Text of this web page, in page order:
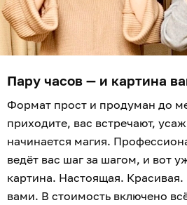
Пару часов — и картина
Формат прост и продуман до
приходите, вас встречают,
начинается магия.
ведёт вас шаг за шагом, и вот
картина. Настоящая.
вами. В стоимость включено